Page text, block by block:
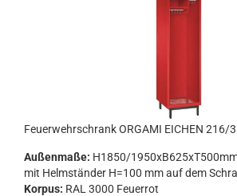
Feu­er­wehr­schrank OR­GA­MI EI­CHEN 216/3
Au­ßen­ma­ße: H1850/
mit Helm­stän­der H=100 mm auf dem
Kor­pus: RAL 3000 Feu­er­rot